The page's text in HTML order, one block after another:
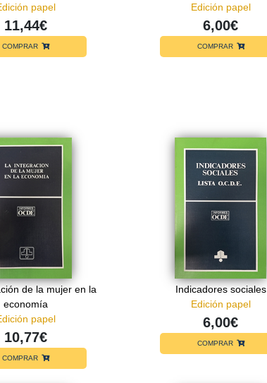
papel
11,44€
COMPRAR
Edición papel
6,00€
COMPRAR
de la mujer en la
economía
papel
10,77€
COMPRAR
Indicadores sociales
Edición papel
6,00€
COMPRAR